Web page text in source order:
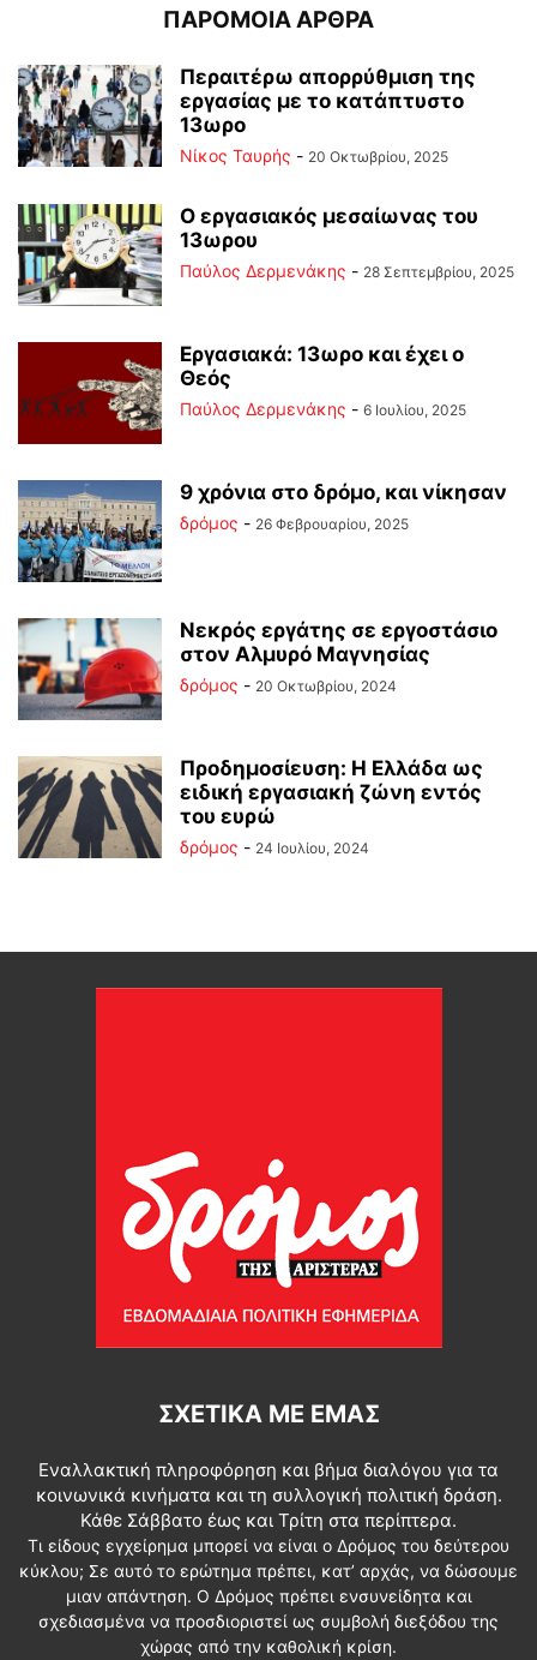
ΠΑΡΟΜΟΙΑ ΑΡΘΡΑ
Περαιτέρω απορρύθμιση της
εργασίας με το κατάπτυστο
13ωρο
Νίκος Ταυρής - 20 Οκτωβρίου, 2025
Ο εργασιακός μεσαίωνας του
13ωρου
Παύλος Δερμενάκης - 28 Σεπτεμβρίου, 2025
Εργασιακά: 13ωρο και έχει ο
Θεός
Παύλος Δερμενάκης - 6 Ιουλίου, 2025
9 χρόνια στο δρόμο, και νίκησαν
δρόμος - 26 Φεβρουαρίου, 2025
Νεκρός εργάτης σε εργοστάσιο
στον Αλμυρό Μαγνησίας
δρόμος - 20 Οκτωβρίου, 2024
Προδημοσίευση: Η Ελλάδα ως
ειδική εργασιακή ζώνη εντός
του ευρώ
δρόμος - 24 Ιουλίου, 2024
ΣΧΕΤΙΚΆ ΜΕ ΕΜΆΣ
Εναλλακτική πληροφόρηση και βήμα διαλόγου για τα
κοινωνικά κινήματα και τη συλλογική πολιτική δράση.
Κάθε Σάββατο έως και Τρίτη στα περίπτερα.
Τι είδους εγχείρημα μπορεί να είναι ο Δρόμος του δεύτερου
κύκλου; Σε αυτό το ερώτημα πρέπει, κατ’ αρχάς, να δώσουμε
μιαν απάντηση. Ο Δρόμος πρέπει ενσυνείδητα και
σχεδιασμένα να προσδιοριστεί ως συμβολή διεξόδου της
χώρας από την καθολική κρίση.